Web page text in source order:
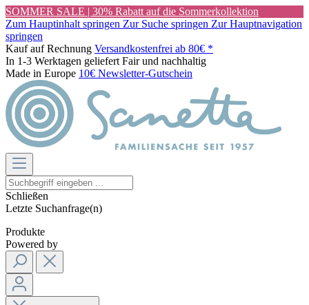
SOMMER SALE | 30% Rabatt auf die Sommerkollektion
Zum Hauptinhalt springen Zur Suche springen Zur Hauptnavigation
springen
Kauf auf Rechnung Versandkostenfrei ab 80€ *
In 1-3 Werktagen geliefert Fair und nachhaltig
Made in Europe 10€ Newsletter-Gutschein
Schließen
Letzte Suchanfrage(n)
Produkte
Powered by